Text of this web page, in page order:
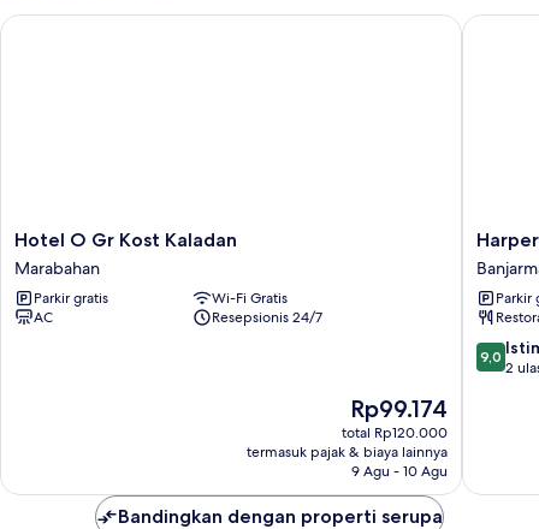
Hotel
O
Gr
Kost
Kaladan
Hotel O Gr Kost Kaladan
Marabahan
Parkir gratis
Wi-Fi Gratis
AC
Resepsionis 24/7
Harga
sekarang
Rp99.174
Rp99.174
total Rp120.000
termasuk pajak & biaya lainnya
9 Agu - 10 Agu
Hotel O Gr Kost Kaladan
Harper
Parkir
9.0
dari
9,0
2
Harper
Bandingkan dengan properti serupa